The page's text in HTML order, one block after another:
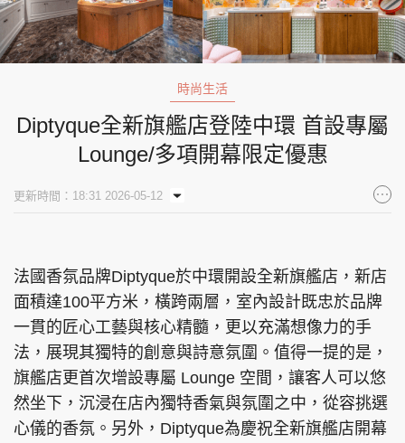
時尚生活
Diptyque全新旗艦店登陸中環 首設專屬
Lounge/多項開幕限定優惠
更新時間：18:31 2026-05-12
法國香氛品牌Diptyque於中環開設全新旗艦店，新店
面積達100平方米，橫跨兩層，室內設計既忠於品牌
一貫的匠心工藝與核心精髓，更以充滿想像力的手
法，展現其獨特的創意與詩意氛圍。值得一提的是，
旗艦店更首次增設專屬 Lounge 空間，讓客人可以悠
然坐下，沉浸在店內獨特香氣與氛圍之中，從容挑選
心儀的香氛。另外，Diptyque為慶祝全新旗艦店開幕